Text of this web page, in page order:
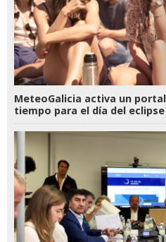
MeteoGalicia activa un
tiempo para el día del eclipse